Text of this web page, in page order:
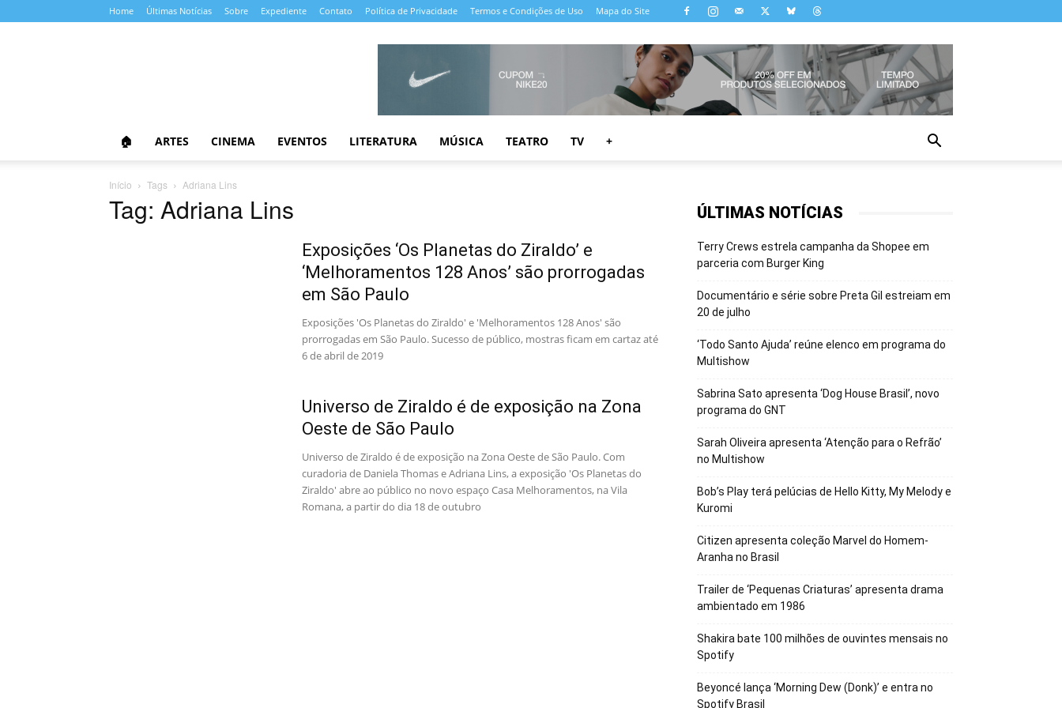
Home Últimas Notícias Sobre Expediente Contato Política de Privacidade Termos e Condições de Uso Mapa do Site
🏠 ARTES CINEMA EVENTOS LITERATURA MÚSICA TEATRO TV +
Início Tags Adriana Lins
Tag: Adriana Lins
Exposições ‘Os Planetas do Ziraldo’ e
‘Melhoramentos 128 Anos’ são prorrogadas
em São Paulo
Exposições 'Os Planetas do Ziraldo' e 'Melhoramentos 128 Anos' são
prorrogadas em São Paulo. Sucesso de público, mostras ficam em cartaz até
6 de abril de 2019
Universo de Ziraldo é de exposição na Zona
Oeste de São Paulo
Universo de Ziraldo é de exposição na Zona Oeste de São Paulo. Com
curadoria de Daniela Thomas e Adriana Lins, a exposição 'Os Planetas do
Ziraldo' abre ao público no novo espaço Casa Melhoramentos, na Vila
Romana, a partir do dia 18 de outubro
ÚLTIMAS NOTÍCIAS
Terry Crews estrela campanha da Shopee em
parceria com Burger King
Documentário e série sobre Preta Gil estreiam em
20 de julho
‘Todo Santo Ajuda’ reúne elenco em programa do
Multishow
Sabrina Sato apresenta ‘Dog House Brasil’, novo
programa do GNT
Sarah Oliveira apresenta ‘Atenção para o Refrão’
no Multishow
Bob’s Play terá pelúcias de Hello Kitty, My Melody e
Kuromi
Citizen apresenta coleção Marvel do Homem-
Aranha no Brasil
Trailer de ‘Pequenas Criaturas’ apresenta drama
ambientado em 1986
Shakira bate 100 milhões de ouvintes mensais no
Spotify
Beyoncé lança ‘Morning Dew (Donk)’ e entra no
Spotify Brasil